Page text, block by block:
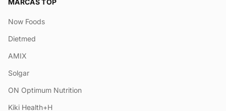
Now Foods
Dietmed
AMIX
Solgar
ON Optimum Nutrition
Kiki Health+H